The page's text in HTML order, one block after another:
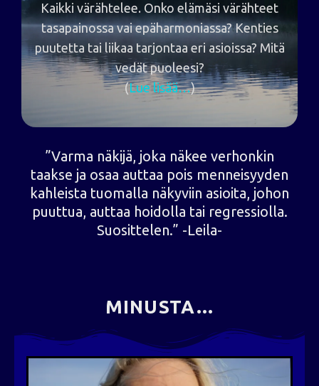
Kaikki värähtelee. Onko elämäsi värähteet
tasapainossa vai epäharmoniassa? Kenties
puutetta tai liikaa tarjontaa eri asioissa? Mitä
vedät puoleesi?
(Lue lisää…)
”Varma näkijä, joka näkee verhonkin
taakse ja osaa auttaa pois menneisyyden
kahleista tuomalla näkyviin asioita, johon
puuttua, auttaa hoidolla tai regressiolla.
Suosittelen.” -Leila-
MINUSTA...